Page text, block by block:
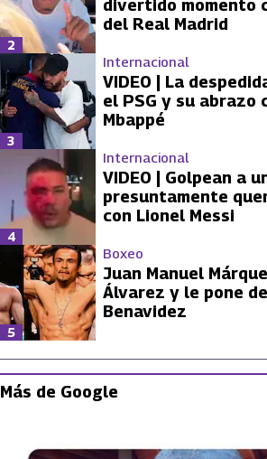
divertido momento
del Real Madrid
2
Internacional
VIDEO | La
el PSG y su abrazo
Mbappé
3
Internacional
VIDEO | Golpean a
presuntamente
con Lionel Messi
4
Boxeo
Juan Manuel
Álvarez y le pone
Benavidez
5
Más de Google